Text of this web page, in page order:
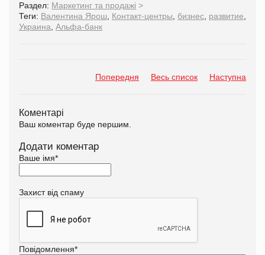
Раздел: Маркетинг та продажі >
Теги: Валентина Ярош, Контакт-центры, бизнес, развитие,
Украина, Альфа-банк
Попередня Весь список Наступна
Коментарі
Ваш коментар буде першим.
Додати коментар
Ваше імя*
Захист від спаму
Повідомлення*